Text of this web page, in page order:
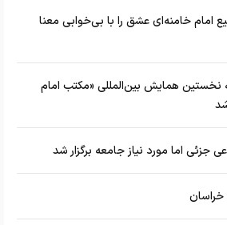
امام خامنه‌ای عشق را با بی‌خوابی معنا
نخستین همایش بین‌المللی «مکتب امام
اما مورد نیاز جامعه برگزار شد